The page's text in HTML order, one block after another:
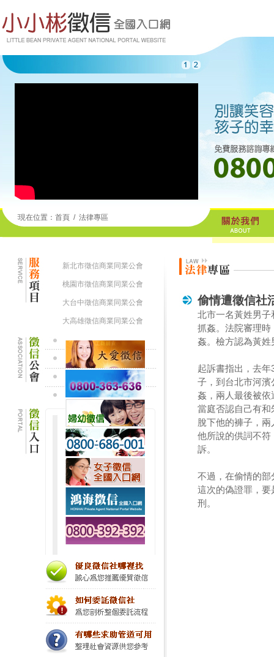
現在位置： 首頁 / 法律專區
新北市徵信商業同業公會
桃園市徵信商業同業公會
大台中徵信商業同業公會
大高雄徵信商業同業公會
偷情遭徵信社
北市一名黃姓男
抓姦。法院審理
姦。檢方認為黃
起訴書指出，去
子，到台北市河
姦，兩人最後被
當庭否認自己有
脫下他的褲子，
他所說的供詞不
訴。
不過，在偷情的
這次的偽證罪，
刑。